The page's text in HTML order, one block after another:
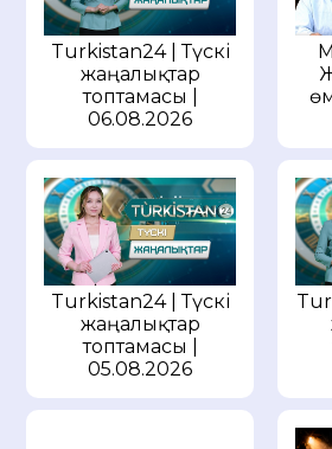
Turkistan24 | Түскі
жаңалықтар
топтамасы |
06.08.2026
Turkistan24 | Түскі
жаңалықтар
топтамасы |
05.08.2026